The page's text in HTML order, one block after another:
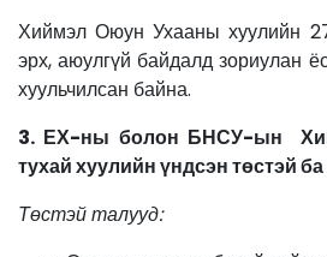
Хиймэл Оюун Ухааны хуулийн
эрх, аюулгүй байдалд зориулан
хуульчилсан байна.
3. ЕХ-ны болон БНСУ-ын
тухай хуулийн үндсэн төстэй
Төстэй талууд: